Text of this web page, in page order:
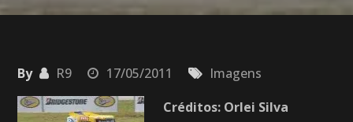
By R9 17/05/2011
Imagens
Créditos: Orlei Silva